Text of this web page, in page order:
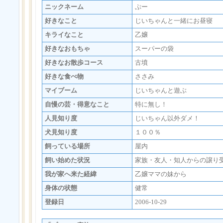
ニックネーム
ぷー
好きなこと
じいちゃんと一緒にお昼寝
キライなこと
乙嬢
好きなおもちゃ
スーパーの袋
好きなお散歩コース
古墳
好きな食べ物
ささみ
マイブーム
じいちゃんと遊ぶ
自慢の芸・得意なこと
特に無し！
人見知り度
じいちゃん以外ダメ！
犬見知り度
１００％
飼っている場所
屋内
飼い始めた状況
家族・友人・知人からの譲り
我が家へ来た経緯
乙嬢ママの妹から
身体の状態
健常
登録日
2006-10-29